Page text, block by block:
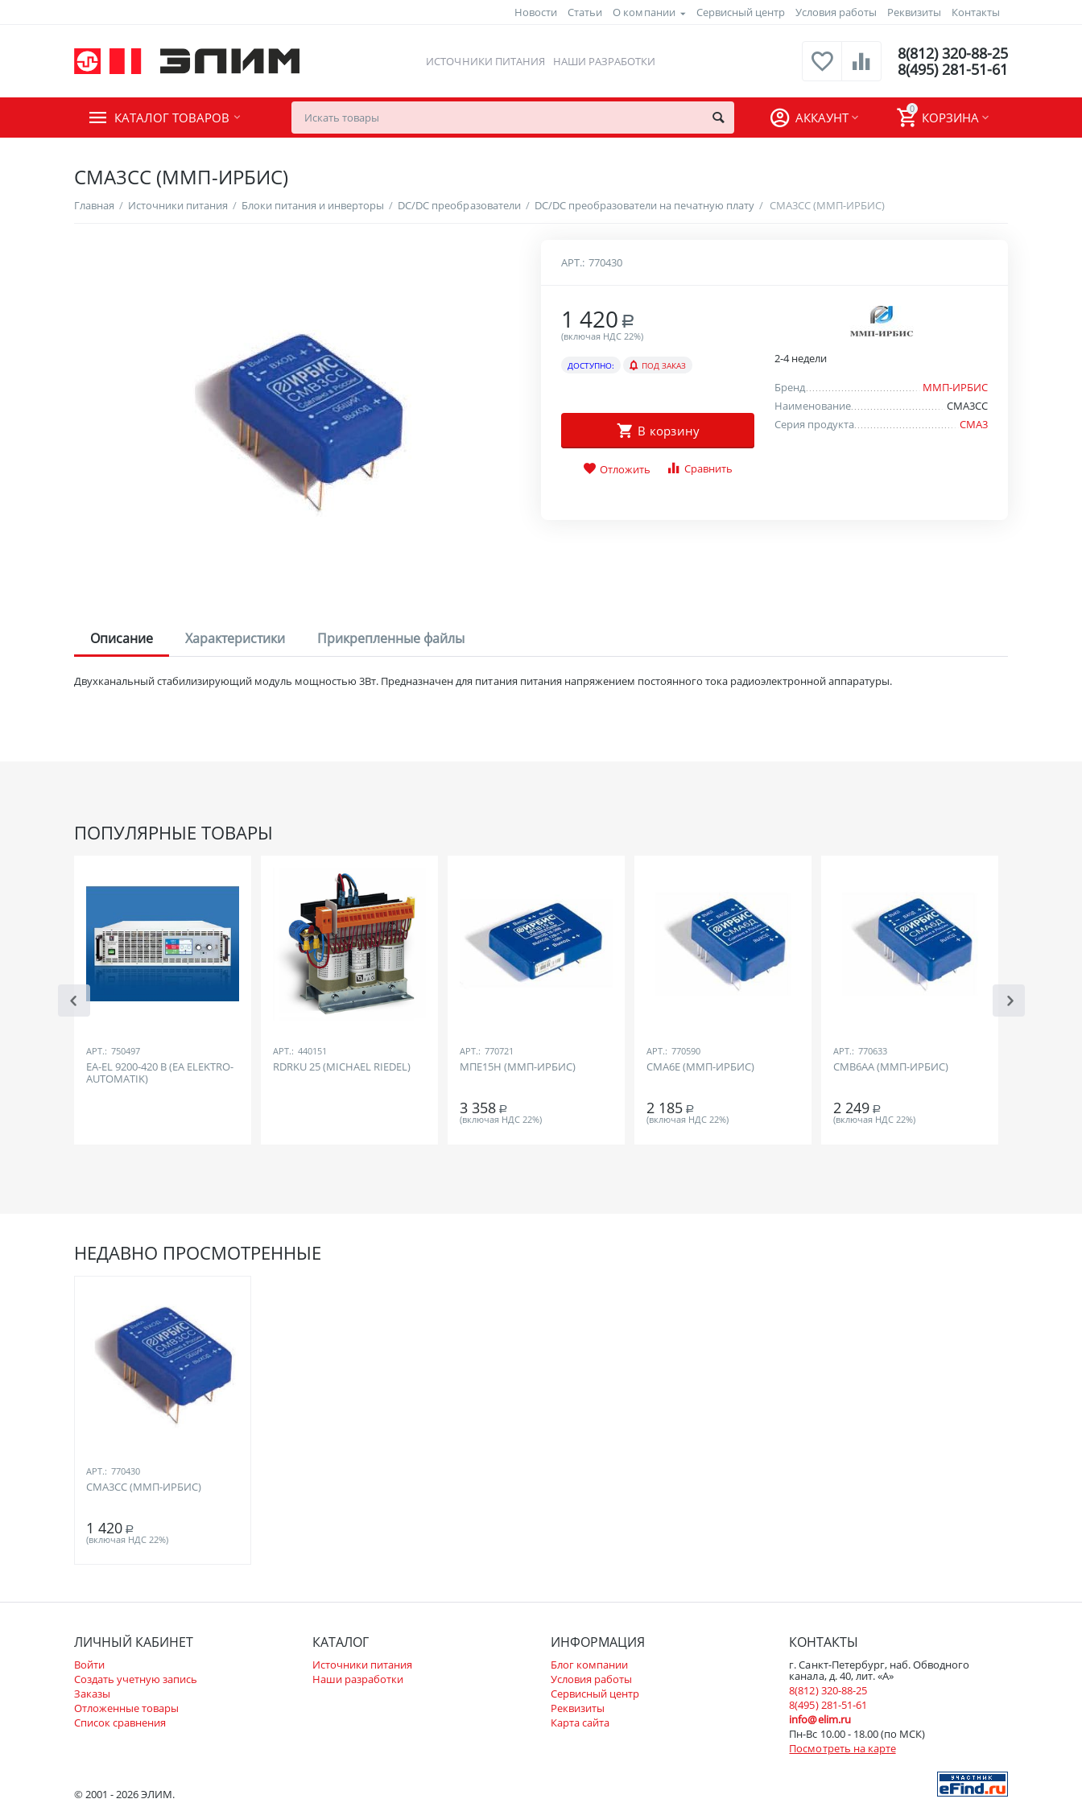
Новости Статьи О компании Сервисный центр Условия работы Реквизиты Контакты
ИСТОЧНИКИ ПИТАНИЯ НАШИ РАЗРАБОТКИ
8(812) 320-88-25
8(495) 281-51-61
КАТАЛОГ ТОВАРОВ
0
КОРЗИНА
АККАУНТ
СМА3СС (ММП-ИРБИС)
Главная / Источники питания / Блоки питания и инверторы / DC/DC преобразователи / DC/DC преобразователи на печатную плату / СМА3СС (ММП-ИРБИС)
АРТ.: 770430
1 420 Р
(включая НДС 22%)
ДОСТУПНО: ПОД ЗАКАЗ
В корзину
Отложить Сравнить
2-4 недели
Бренд
ММП-ИРБИС
Наименование
СМА3СС
Серия продукта
СМА3
Описание Характеристики Прикрепленные файлы
Двухканальный стабилизирующий модуль мощностью 3Вт. Предназначен для питания питания напряжением постоянного тока радиоэлектронной аппаратуры.
ПОПУЛЯРНЫЕ ТОВАРЫ
АРТ.: 750497
EA-EL 9200-420 B (EA ELEKTRO-
AUTOMATIK)
АРТ.: 440151
RDRKU 25 (MICHAEL RIEDEL)
АРТ.: 770721
МПЕ15Н (ММП-ИРБИС)
3 358 Р
(включая НДС 22%)
АРТ.: 770590
СМА6Е (ММП-ИРБИС)
2 185 Р
(включая НДС 22%)
АРТ.: 770633
СМВ6АА (ММП-ИРБИС)
2 249 Р
(включая НДС 22%)
НЕДАВНО ПРОСМОТРЕННЫЕ
АРТ.: 770430
СМА3СС (ММП-ИРБИС)
1 420 Р
(включая НДС 22%)
ЛИЧНЫЙ КАБИНЕТ
Войти
Создать учетную запись
Заказы
Отложенные товары
Список сравнения
КАТАЛОГ
Источники питания
Наши разработки
ИНФОРМАЦИЯ
Блог компании
Условия работы
Сервисный центр
Реквизиты
Карта сайта
КОНТАКТЫ
г. Санкт-Петербург, наб. Обводного
канала, д. 40, лит. «А»
8(812) 320-88-25
8(495) 281-51-61
info@elim.ru
Пн-Вс 10.00 - 18.00 (по МСК)
Посмотреть на карте
© 2001 - 2026 ЭЛИМ.